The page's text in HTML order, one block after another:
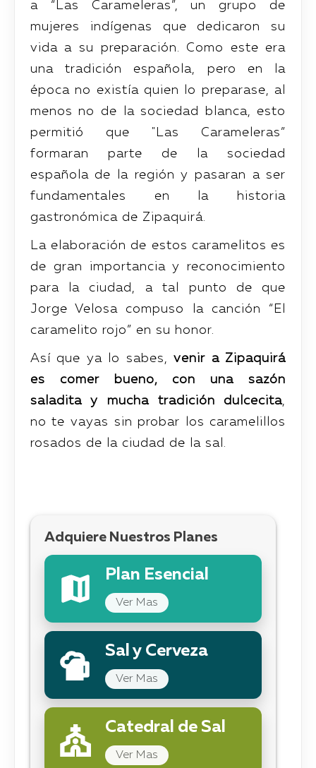
a “Las Carameleras”, un grupo de
mujeres indígenas que dedicaron su
vida a su preparación. Como este era
una tradición española, pero en la
época no existía quien lo preparase, al
menos no de la sociedad blanca, esto
permitió que "Las Carameleras”
formaran parte de la sociedad
española de la región y pasaran a ser
fundamentales en la historia
gastronómica de Zipaquirá.
La elaboración de estos caramelitos es
de gran importancia y reconocimiento
para la ciudad, a tal punto de que
Jorge Velosa compuso la canción “El
caramelito rojo” en su honor.
Así que ya lo sabes,venir a Zipaquirá
es comer bueno, con una sazón
saladita y mucha tradición dulcecita,
no te vayas sin probar los caramelillos
rosados de la ciudad de la sal.
Adquiere Nuestros Planes
Plan Esencial
Ver Mas
Sal y Cerveza
Ver Mas
Catedral de Sal
Ver Mas